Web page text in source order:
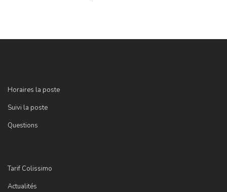
Horaires la poste
Suivi la poste
Questions
Tarif Colissimo
Actualités